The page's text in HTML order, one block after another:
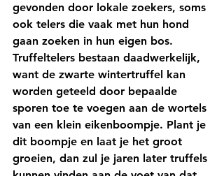
gevonden door lokale zoekers, soms
ook telers die vaak met hun hond
gaan zoeken in hun eigen bos.
Truffeltelers bestaan daadwerkelijk,
want de zwarte wintertruffel kan
worden geteeld door bepaalde
sporen toe te voegen aan de wortels
van een klein eikenboompje. Plant je
dit boompje en laat je het groot
groeien, dan zul je jaren later truffels